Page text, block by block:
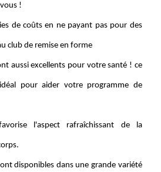
!
de coûts en ne payant pas pour des
club de remise en forme
aussi excellents pour votre santé ! ce
pour aider votre programme de
l'aspect rafraîchissant de la
disponibles dans une grande variété